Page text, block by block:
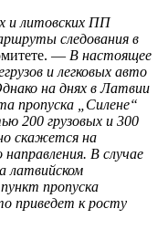
и литовских ПП
следования в
— В настоящее
и легковых авто
на днях в Латвии
пропуска „Силене“
200 грузовых и 300
скажется на
В случае
латвийском
пропуска
приведет к росту